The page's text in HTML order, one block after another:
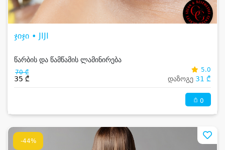
ჯიჯი • JIJI
წარბის და წამწამის ლამინირება
70 ₾
35 ₾
5.0
დაზოგე 31 ₾
0
-44%